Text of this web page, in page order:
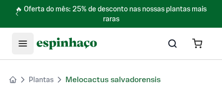
💸 5% CASHBACK NA HORA COM PIX
Plantas Melocactus salvadorensis